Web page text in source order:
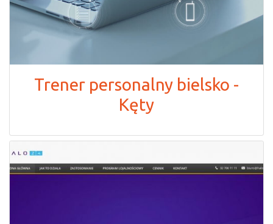
Trener personalny bielsko -
Kęty